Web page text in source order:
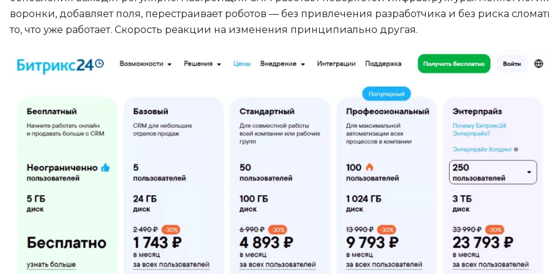
воронки, добавляет поля, перестраивает роботов — без привлечения разработчика и без риска
то, что уже работает. Скорость реакции на изменения принципиально другая.